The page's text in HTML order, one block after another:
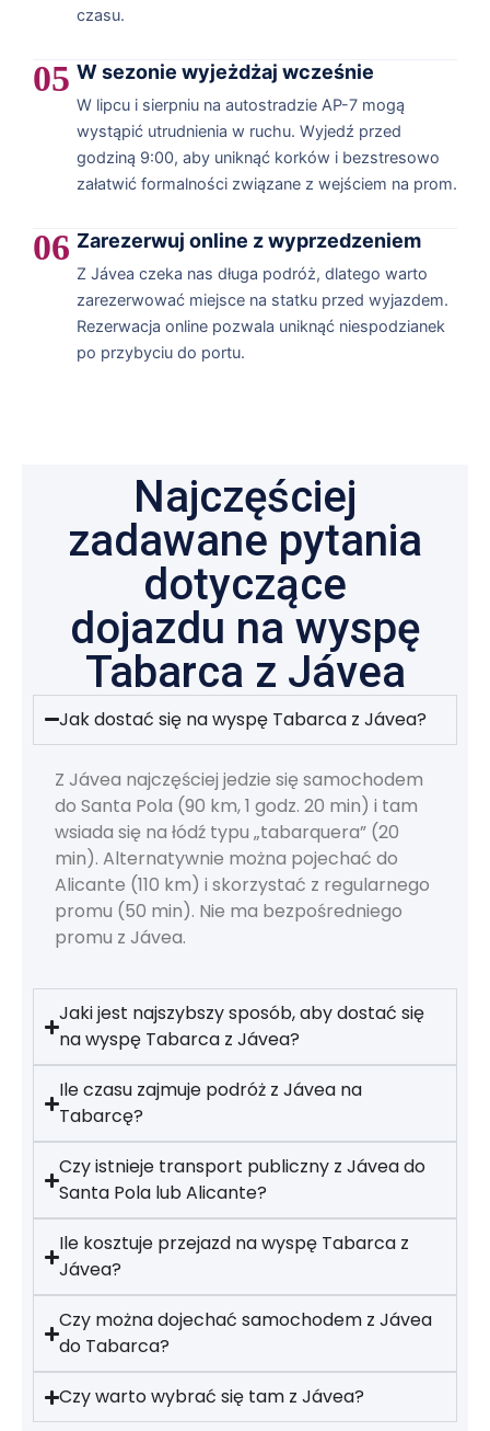
czasu.
05 W sezonie wyjeżdżaj wcześnie
W lipcu i sierpniu na autostradzie AP-7 mogą
wystąpić utrudnienia w ruchu. Wyjedź przed
godziną 9:00, aby uniknąć korków i bezstresowo
załatwić formalności związane z wejściem na prom.
06 Zarezerwuj online z wyprzedzeniem
Z Jávea czeka nas długa podróż, dlatego warto
zarezerwować miejsce na statku przed wyjazdem.
Rezerwacja online pozwala uniknąć niespodzianek
po przybyciu do portu.
Najczęściej
zadawane pytania
dotyczące
dojazdu na wyspę
Tabarca z Jávea
Jak dostać się na wyspę Tabarca z Jávea?
Z Jávea najczęściej jedzie się samochodem
do Santa Pola (90 km, 1 godz. 20 min) i tam
wsiada się na łódź typu „tabarquera” (20
min). Alternatywnie można pojechać do
Alicante (110 km) i skorzystać z regularnego
promu (50 min). Nie ma bezpośredniego
promu z Jávea.
Jaki jest najszybszy sposób, aby dostać się
na wyspę Tabarca z Jávea?
Ile czasu zajmuje podróż z Jávea na
Tabarcę?
Czy istnieje transport publiczny z Jávea do
Santa Pola lub Alicante?
Ile kosztuje przejazd na wyspę Tabarca z
Jávea?
Czy można dojechać samochodem z Jávea
do Tabarca?
Czy warto wybrać się tam z Jávea?